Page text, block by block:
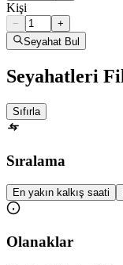
Kişi
−
+
Seyahat Bul
Seyahatleri
Sıfırla
Sıralama
En yakın kalkış saati
Olanaklar